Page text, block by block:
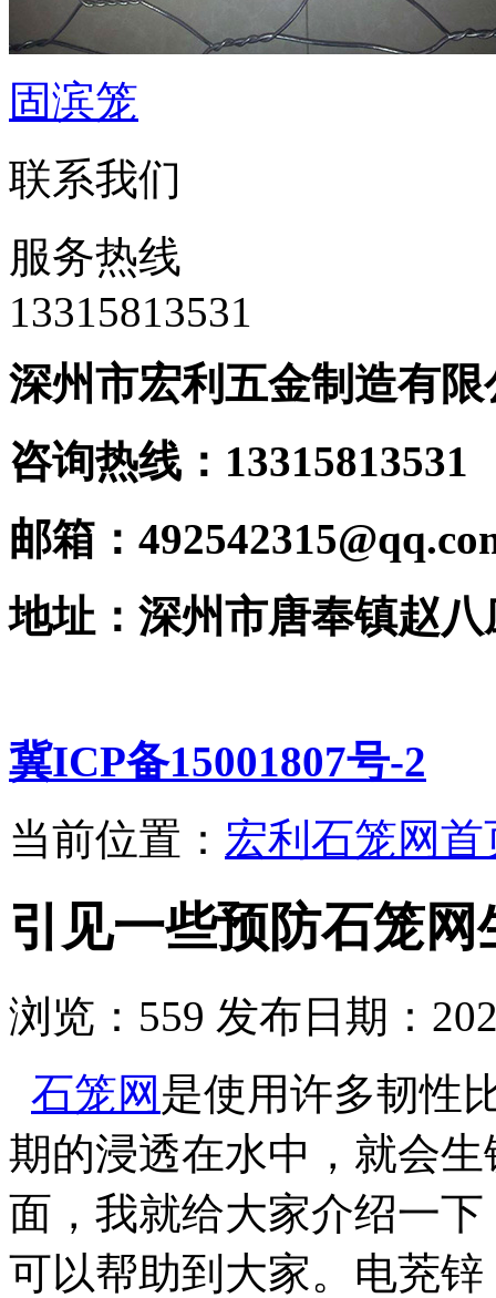
固滨笼
联系我们
服务热线
‭13315813531
深州市宏利五金制造有限
咨询热线：
邮箱：
地址：深州市唐奉镇赵
冀ICP备15001807号-2
当前位置： 宏利石笼网首
引见一些预防石笼网
浏览： 559 发布日期：
石笼网 是使用许多韧性
期的浸透在水中，就会
面，我就给大家介绍一
可以帮助到大家。电茺